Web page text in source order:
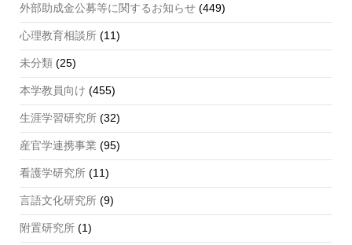
外部助成金公募等に関するお知らせ (449)
心理教育相談所 (11)
未分類 (25)
本学教員向け (455)
生涯学習研究所 (32)
産官学連携事業 (95)
看護学研究所 (11)
言語文化研究所 (9)
附置研究所 (1)